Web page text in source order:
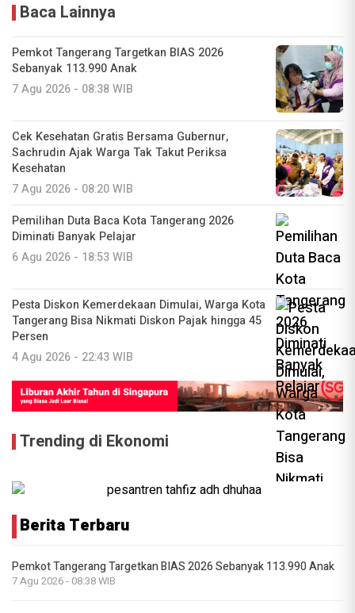
Baca Lainnya
Pemkot Tangerang Targetkan BIAS 2026
Sebanyak 113.990 Anak
7 Agu 2026 - 08:38 WIB
Cek Kesehatan Gratis Bersama Gubernur,
Sachrudin Ajak Warga Tak Takut Periksa
Kesehatan
7 Agu 2026 - 08:20 WIB
Pemilihan Duta Baca Kota Tangerang 2026
Diminati Banyak Pelajar
6 Agu 2026 - 18:53 WIB
Pesta Diskon Kemerdekaan Dimulai, Warga Kota
Tangerang Bisa Nikmati Diskon Pajak hingga 45
Persen
4 Agu 2026 - 22:43 WIB
Trending di Ekonomi
Berita Terbaru
Pemkot Tangerang Targetkan BIAS 2026 Sebanyak 113.990 Anak
7 Agu 2026 - 08:38 WIB